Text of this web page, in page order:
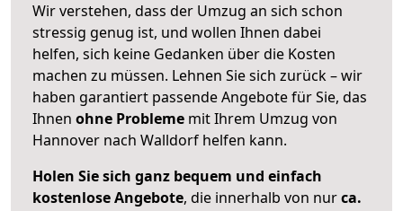
Wir verstehen, dass der Umzug an sich schon
stressig genug ist, und wollen Ihnen dabei
helfen, sich keine Gedanken über die Kosten
machen zu müssen. Lehnen Sie sich zurück – wir
haben garantiert passende Angebote für Sie, das
Ihnen ohne Probleme mit Ihrem Umzug von
Hannover nach Walldorf helfen kann.
Holen Sie sich ganz bequem und einfach
kostenlose Angebote, die innerhalb von nurca.